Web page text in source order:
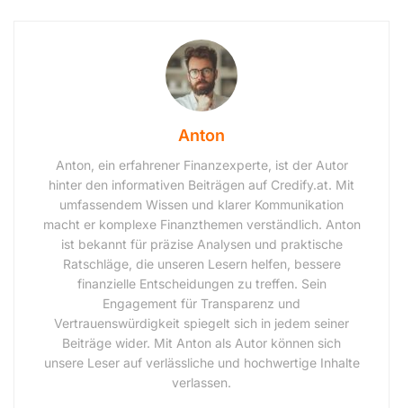
Anton
Anton, ein erfahrener Finanzexperte, ist der Autor
hinter den informativen Beiträgen auf Credify.at. Mit
umfassendem Wissen und klarer Kommunikation
macht er komplexe Finanzthemen verständlich. Anton
ist bekannt für präzise Analysen und praktische
Ratschläge, die unseren Lesern helfen, bessere
finanzielle Entscheidungen zu treffen. Sein
Engagement für Transparenz und
Vertrauenswürdigkeit spiegelt sich in jedem seiner
Beiträge wider. Mit Anton als Autor können sich
unsere Leser auf verlässliche und hochwertige Inhalte
verlassen.